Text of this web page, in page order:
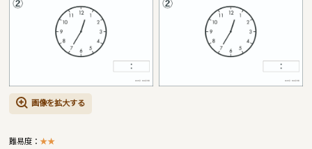
画像を拡大する
難易度：★★